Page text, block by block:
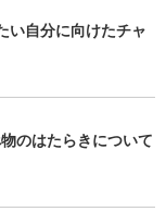
自分に向けたチャ
のはたらきについて